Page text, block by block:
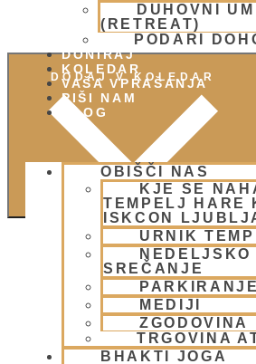
DUHOVNI
(RETREAT)
PODARI
DONIRAJ
KOLEDAR
VAŠA VPRAŠANJA
PIŠI NAM
BLOG
OBIŠČI NAS
KJE SE
TEMPELJ HARE
ISKCON
URNIK
NEDELJSKO
SREČANJE
PARKIRANJE
MEDIJI
ZGODOVINA
TRGOVINA
BHAKTI JOGA